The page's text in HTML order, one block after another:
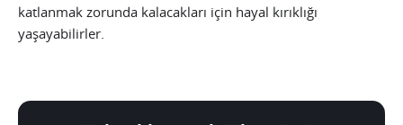
katlanmak zorunda kalacakları için hayal kırıklığı
yaşayabilirler.